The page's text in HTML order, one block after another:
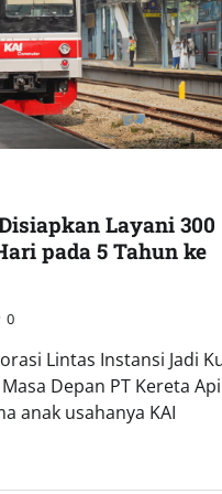
Layani 300
pada 5 Tahun ke
0
Lintas Instansi Jadi
Depan PT Kereta Api
anak usahanya KAI